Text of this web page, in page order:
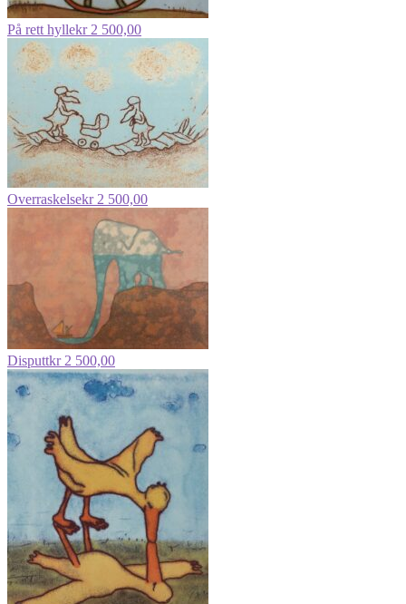
På rett hyllekr2 500,00
Overraskelsekr2 500,00
Disputtkr2 500,00